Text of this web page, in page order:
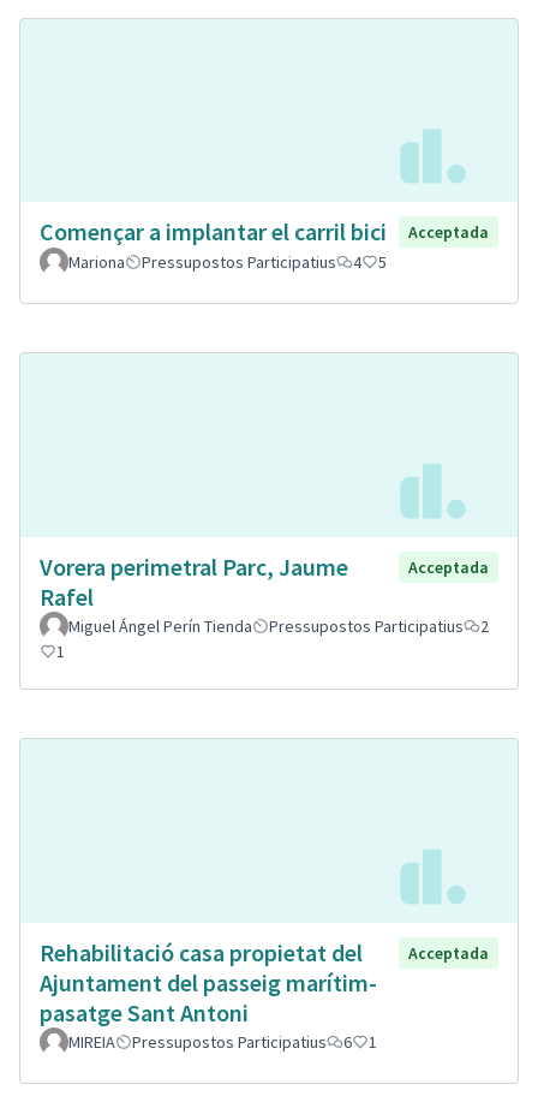
Començar a implantar el carril bici
Acceptada
Mariona
Pressupostos Participatius 4 5
Vorera perimetral Parc, Jaume
Rafel
Acceptada
Miguel Ángel Perín Tienda Pressupostos Participatius
2
1
Rehabilitació casa propietat del
Ajuntament del passeig marítim-
pasatge Sant Antoni
Acceptada
MIREIA Pressupostos Participatius 6 1